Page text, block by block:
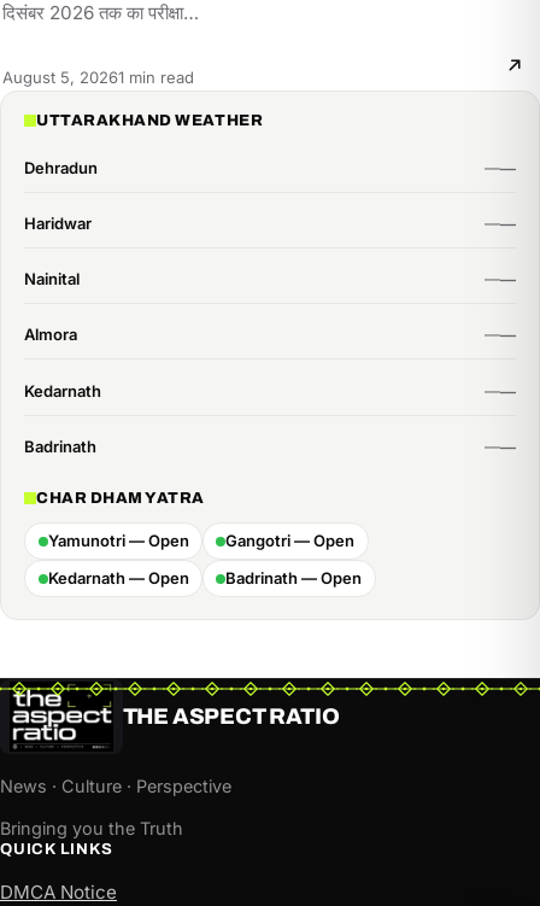
दिसंबर 2026 तक का परीक्षा…
August 5, 2026Reading
1 min read
UTTARAKHAND WEATHER
Dehradun
Haridwar
Nainital
Almora
Kedarnath
Badrinath
CHAR DHAM YATRA
Yamunotri — Open
Gangotri — Open
Kedarnath — Open
Badrinath — Open
THE ASPECT RATIO
News · Culture · Perspective
Bringing you the Truth
QUICK LINKS
DMCA Notice